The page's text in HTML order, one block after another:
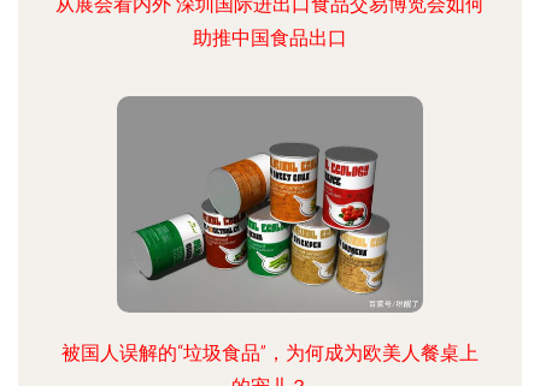
助推中国食品出口
被国人误解的“垃圾食品”，为何成为欧美人餐桌上